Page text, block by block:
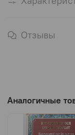
Отзывы
Аналогичные